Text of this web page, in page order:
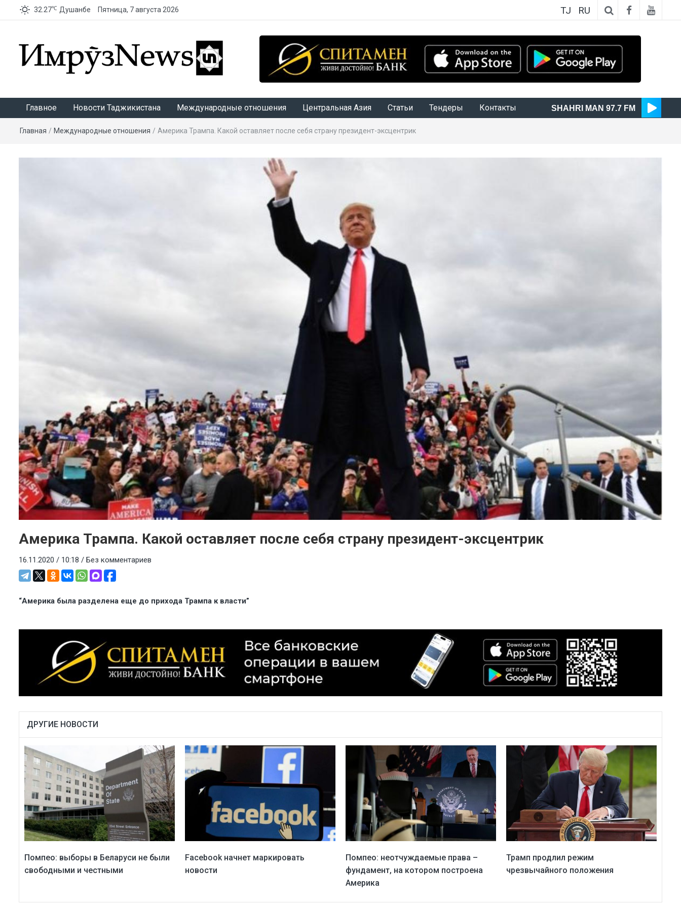
32.27℃ Душанбе Пятница, 7 августа 2026 TJ RU
Главное Новости Таджикистана Международные отношения Центральная Азия Статьи Тендеры Контакты SHAHRI MAN 97.7 FM
Главная / Международные отношения / Америка Трампа. Какой оставляет после себя страну президент-эксцентрик
Америка Трампа. Какой оставляет после себя страну президент-эксцентрик
16.11.2020 / 10:18 / Без комментариев
“Америка была разделена еще до прихода Трампа к власти”
ДРУГИЕ НОВОСТИ
Помпео: выборы в Беларуси не были
свободными и честными
Facebook начнет маркировать
новости
Помпео: неотчуждаемые права –
фундамент, на котором построена
Америка
Трамп продлил режим
чрезвычайного положения